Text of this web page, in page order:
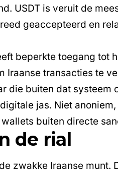
USDT is veruit de
geaccepteerd en
beperkte toegang tot
Iraanse transacties te
die buiten dat systeem
jas. Niet
buiten directe
de rial
zwakke Iraanse munt.